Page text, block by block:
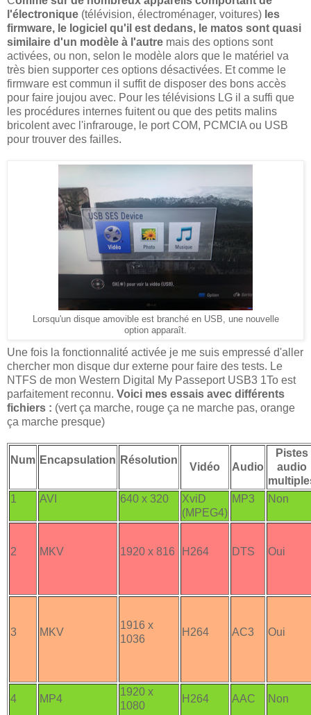
l'électronique (télévision, électroménager, voitures) les
firmware, le logiciel qu'il est dedans, le matos sont quasi
similaire d'un modèle à l'autre mais des options sont
activées, ou non, selon le modèle alors que le matériel va
très bien supporter ces options désactivées. Et comme le
firmware est commun il suffit de disposer des bons accès
pour faire joujou avec. Pour les télévisions LG il a suffi que
les procédures internes fuitent ou que des petits malins
bricolent avec l'infrarouge, le port COM, PCMCIA ou USB
pour trouver des failles.
Lorsqu'un disque amovible est branché en USB, une nouvelle
option apparaît.
Une fois la fonctionnalité activée je me suis empressé d'aller
chercher mon disque dur externe pour faire des tests. Le
NTFS de mon Western Digital My Passeport USB3 1To est
parfaitement reconnu. Voici mes essais avec différents
fichiers : (vert ça marche, rouge ça ne marche pas, orange
ça marche presque)
Num Encapsulation Résolution
Vidéo Audio
Pistes
audio
1
AVI 640 x 320
XviD
(MPEG4)
MP3 Non
2 MKV 1920 x 816 H264 DTS Oui
3 MKV
1916 x
1036
H264 AC3 Oui
4 MP4
1920 x
1080
H264 AAC Non